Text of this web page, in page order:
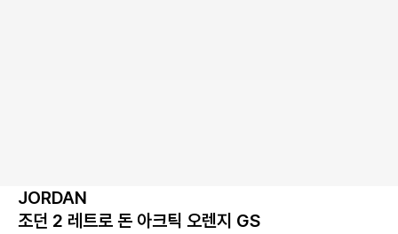
JORDAN
조던 2 레트로 돈 아크틱 오렌지 GS